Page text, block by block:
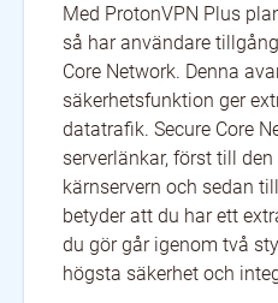
Med ProtonVPN Plus
så har användare
Core Network. Denna
säkerhetsfunktion ger
datatrafik. Secure Core
serverlänkar, först till
kärnservern och sedan
betyder att du har ett
du gör går igenom två
högsta säkerhet och